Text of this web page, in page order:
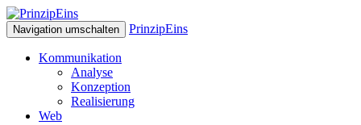
Navigation umschalten PrinzipEins
Kommunikation
Analyse
Konzeption
Realisierung
Web